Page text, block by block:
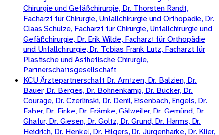
Chirurgie und Gefäßchirurgie, Dr. Thorsten Randt,
Facharzt für Chirurgie, Unfallchirurgie und Orthopädie, Dr.
Claas Schulze, Facharzt für Chirurgie, Unfallchirurgie und
Gefäßchirurgie, Dr. Erik Wilde, Facharzt für Orthopädie
und Unfallchirurgie, Dr. Tobias Frank Lutz, Facharzt für
Plastische und Ästhetische Chirurgie,
Partnerschaftsgesellschaft
KCU Ärztepartnerschaft Dr. Arntzen, Dr. Balzien, Dr.
Bauer, Dr. Berges, Dr. Bohnenkamp, Dr. Bücker, Dr.
Courage, Dr. Czerlinski, Dr. Denil, Eisenbach, Engels, Dr.
Faber, Dr. Finke, Dr. Främke, Gälweiler, Dr. Gemünd, Dr.
Ghafur, Dr. Giesen, Dr. Goltz, Dr. Grund, Dr. Harms, Dr.
Heidrich, Dr. Henkel, Dr. Hilgers, Dr. Jürgenharke, Dr. Klier,